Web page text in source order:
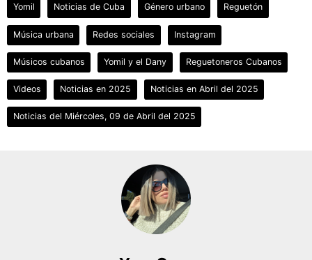
Yomil Noticias de Cuba Género urbano Reguetón
Música urbana Redes sociales Instagram
Músicos cubanos Yomil y el Dany Reguetoneros Cubanos
Videos Noticias en 2025 Noticias en Abril del 2025
Noticias del Miércoles, 09 de Abril del 2025